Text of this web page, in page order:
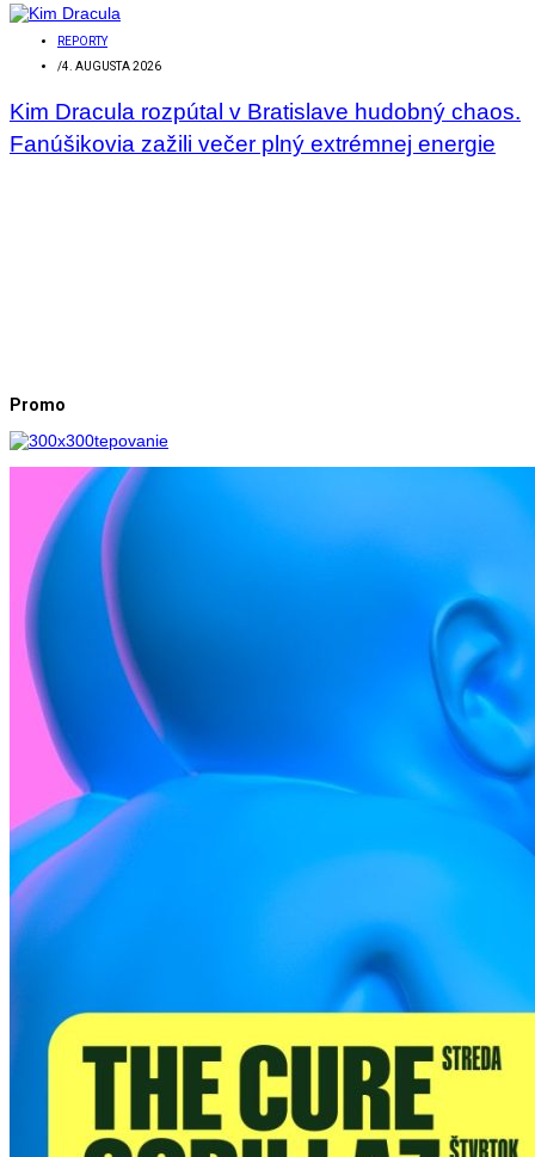
REPORTY
/4. AUGUSTA 2026
Kim Dracula rozpútal v Bratislave hudobný chaos.
Fanúšikovia zažili večer plný extrémnej energie
Promo